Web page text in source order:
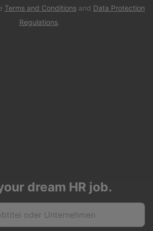
Terms and Conditionsand Data Protection
Regulations
dream HR job.